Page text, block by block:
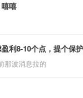
嘻
利8-10个点，提个保
那波消息拉的